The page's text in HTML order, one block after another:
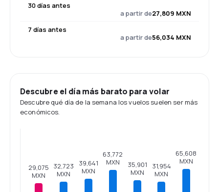
30 días antes
a partir de27,809 MXN
7 días antes
a partir de56,034 MXN
Descubre el día más barato para volar
Descubre qué día de la semana los vuelos suelen ser más
económicos.
29,075
MXN
32,723
MXN
39,641
MXN
63,772
MXN
35,901
MXN
31,954
MXN
65,608
MXN